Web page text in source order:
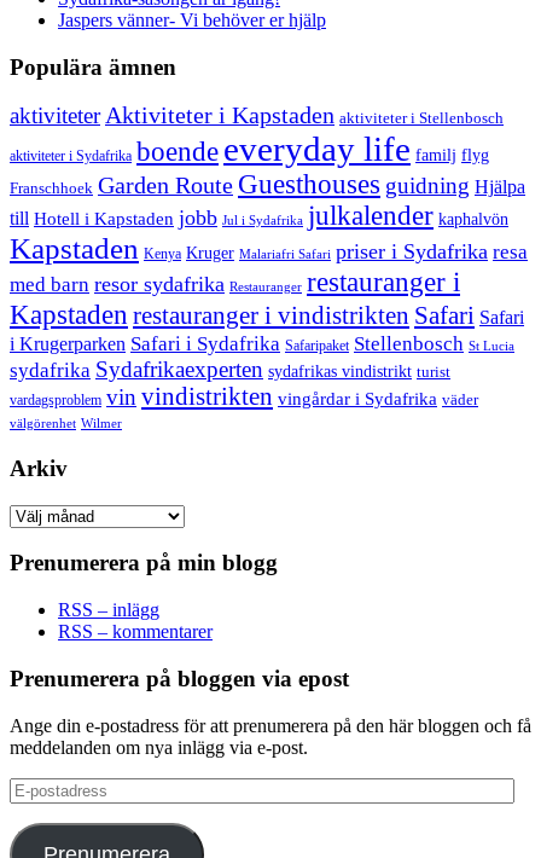
Jaspers vänner- Vi behöver er hjälp
Populära ämnen
aktiviteterAktiviteter i Kapstaden aktiviteter i Stellenbosch
aktiviteter i Sydafrika boende everyday life familj flyg
Franschhoek Garden Route Guesthouses guidning Hjälpa
till Hotell i Kapstaden jobb Jul i Sydafrika julkalender kaphalvön
Kapstaden Kenya Kruger Malariafri Safari priser i Sydafrika resa
med barn resor sydafrika Restauranger restauranger i
Kapstaden restauranger i vindistrikten Safari Safari
i Krugerparken Safari i Sydafrika Safaripaket Stellenbosch St Lucia
sydafrika Sydafrikaexperten sydafrikas vindistrikt turist
vardagsproblem vinvindistrikten vingårdar i Sydafrika väder
välgörenhet Wilmer
Arkiv
Arkiv
Prenumerera på min blogg
RSS – inlägg
RSS – kommentarer
Prenumerera på bloggen via epost
Ange din e-postadress för att prenumerera på den här bloggen och få
meddelanden om nya inlägg via e-post.
E-
postadress